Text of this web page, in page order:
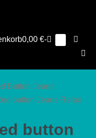
0,00 €-
Button Jeans
button Jeans Relax
button